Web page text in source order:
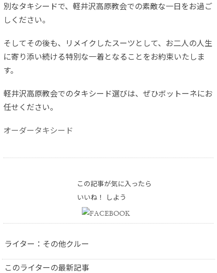
別なタキシードで、軽井沢高原教会での素敵な一日をお過ご
しください。
そしてその後も、リメイクしたスーツとして、お二人の人生
に寄り添い続ける特別な一着となることをお約束いたしま
す。
軽井沢高原教会でのタキシード選びは、ぜひボットーネにお
任せください。
オーダータキシード
この記事が気に入ったら
いいね！ しよう
ライター：その他クルー
このライターの最新記事